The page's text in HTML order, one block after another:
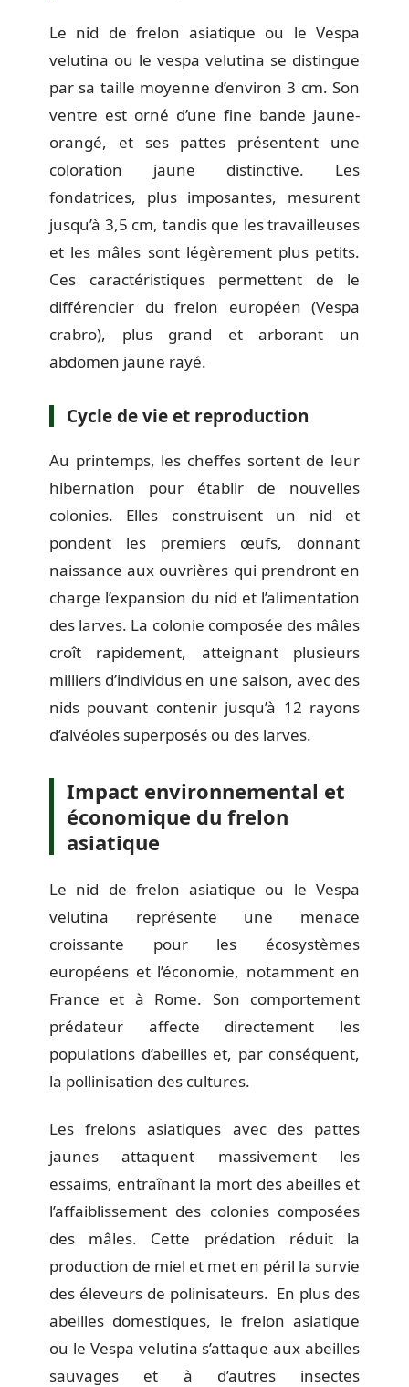
Le nid de frelon asiatique ou le Vespa
velutina ou le vespa velutina se distingue
par sa taille moyenne d’environ 3 cm. Son
ventre est orné d’une fine bande jaune-
orangé, et ses pattes présentent une
coloration jaune distinctive. Les
fondatrices, plus imposantes, mesurent
jusqu’à 3,5 cm, tandis que les travailleuses
et les mâles sont légèrement plus petits.
Ces caractéristiques permettent de le
différencier du frelon européen (Vespa
crabro), plus grand et arborant un
abdomen jaune rayé.
Cycle de vie et reproduction
Au printemps, les cheffes sortent de leur
hibernation pour établir de nouvelles
colonies. Elles construisent un nid et
pondent les premiers œufs, donnant
naissance aux ouvrières qui prendront en
charge l’expansion du nid et l’alimentation
des larves. La colonie composée des mâles
croît rapidement, atteignant plusieurs
milliers d’individus en une saison, avec des
nids pouvant contenir jusqu’à 12 rayons
d’alvéoles superposés ou des larves.
Impact environnemental et
économique du frelon
asiatique
Le nid de frelon asiatique ou le Vespa
velutina représente une menace
croissante pour les écosystèmes
européens et l’économie, notamment en
France et à Rome. Son comportement
prédateur affecte directement les
populations d’abeilles et, par conséquent,
la pollinisation des cultures.
Les frelons asiatiques avec des pattes
jaunes attaquent massivement les
essaims, entraînant la mort des abeilles et
l’affaiblissement des colonies composées
des mâles. Cette prédation réduit la
production de miel et met en péril la survie
des éleveurs de polinisateurs. En plus des
abeilles domestiques, le frelon asiatique
ou le Vespa velutina s’attaque aux abeilles
sauvages et à d’autres insectes